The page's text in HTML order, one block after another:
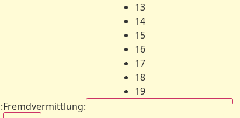
13
14
15
16
17
18
19
:Fremdvermittlung: